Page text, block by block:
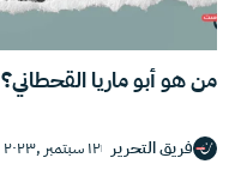
من هو أبو ماريا القحطاني؟
فريق التحرير ١٢ سبتمبر ,٢٠٢٣